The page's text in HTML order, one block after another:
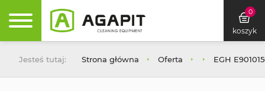
0
koszyk
Jesteś tutaj: Strona główna Oferta EGH